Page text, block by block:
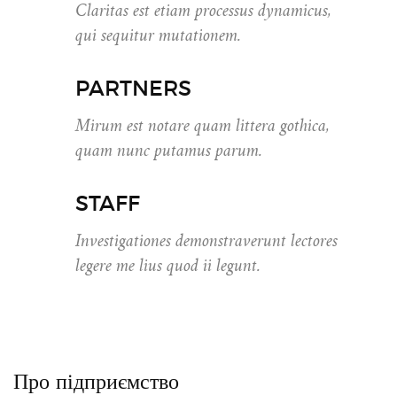
Claritas est etiam processus dynamicus,
qui sequitur mutationem.
PARTNERS
Mirum est notare quam littera gothica,
quam nunc putamus parum.
STAFF
Investigationes demonstraverunt lectores
legere me lius quod ii legunt.
Про підприємство